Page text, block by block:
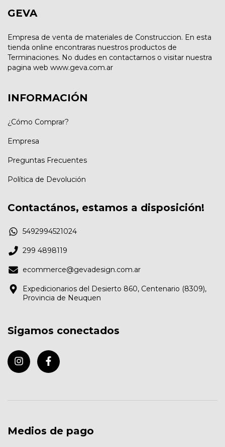
GEVA
Empresa de venta de materiales de Construccion. En esta
tienda online encontraras nuestros productos de
Terminaciones. No dudes en contactarnos o visitar nuestra
pagina web www.geva.com.ar
INFORMACIÓN
¿Cómo Comprar?
Empresa
Preguntas Frecuentes
Política de Devolución
Contactános, estamos a disposición!
5492994521024
299 4898119
ecommerce@gevadesign.com.ar
Expedicionarios del Desierto 860, Centenario (8309),
Provincia de Neuquen
Sigamos conectados
Medios de pago